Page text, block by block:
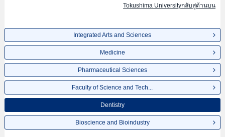
Tokushima Universityกลับสู่ด้านบน
Integrated Arts and Sciences
Medicine
Pharmaceutical Sciences
Faculty of Science and Tech...
Dentistry
Bioscience and Bioindustry